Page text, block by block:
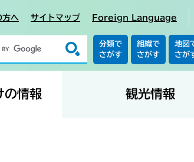
方へ サイトマップ Foreign Language
分類で
さがす
組織で
さがす
地図
さが
の情報 観光情報